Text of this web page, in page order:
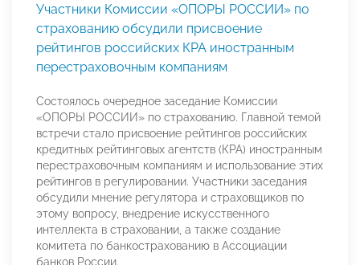
Участники Комиссии «ОПОРЫ РОССИИ» по
страхованию обсудили присвоение
рейтингов российских КРА иностранным
перестраховочным компаниям
Состоялось очередное заседание Комиссии
«ОПОРЫ РОССИИ» по страхованию. Главной темой
встречи стало присвоение рейтингов российских
кредитных рейтинговых агентств (КРА) иностранным
перестраховочным компаниям и использование этих
рейтингов в регулировании. Участники заседания
обсудили мнение регулятора и страховщиков по
этому вопросу, внедрение искусственного
интеллекта в страховании, а также создание
комитета по банкострахованию в Ассоциации
банков России.